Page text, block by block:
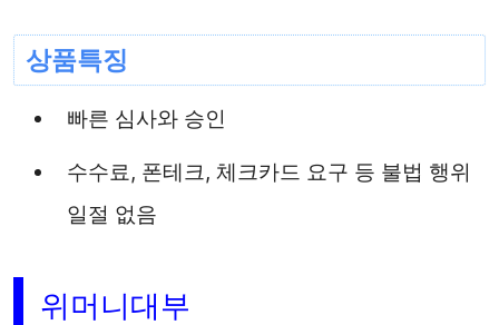
상품특징
빠른 심사와 승인
수수료, 폰테크, 체크카드 요구 등 불법 행위
일절 없음
위머니대부